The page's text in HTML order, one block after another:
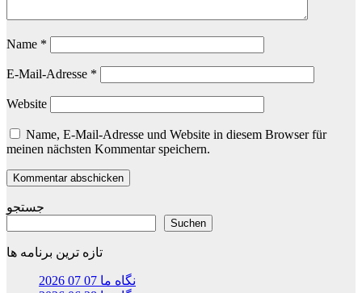
Name *
E-Mail-Adresse *
Website
Name, E-Mail-Adresse und Website in diesem Browser für
meinen nächsten Kommentar speichern.
جستجو
Suchen
تازه ترین برنامه ها
نگاه ما 07 07 2026